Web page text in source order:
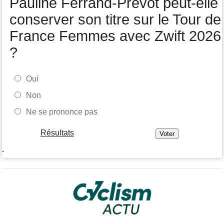
général
conserver son titre sur le Tour de
France Femmes avec Zwift 2026
?
Oui
Non
Ne se prononce pas
Résultats
-